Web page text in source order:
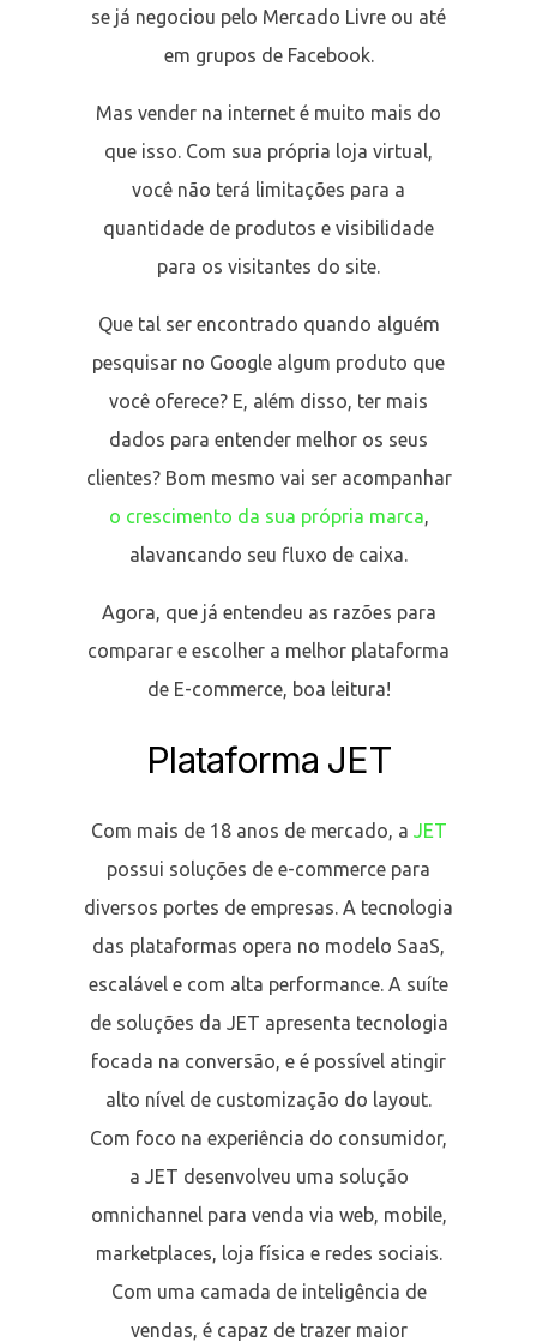
se já negociou pelo Mercado Livre ou até
em grupos de Facebook.
Mas vender na internet é muito mais do
que isso. Com sua própria loja virtual,
você não terá limitações para a
quantidade de produtos e visibilidade
para os visitantes do site.
Que tal ser encontrado quando alguém
pesquisar no Google algum produto que
você oferece? E, além disso, ter mais
dados para entender melhor os seus
clientes? Bom mesmo vai ser acompanhar
o crescimento da sua própria marca,
alavancando seu fluxo de caixa.
Agora, que já entendeu as razões para
comparar e escolher a melhor plataforma
de E-commerce, boa leitura!
Plataforma JET
Com mais de 18 anos de mercado, a JET
possui soluções de e-commerce para
diversos portes de empresas. A tecnologia
das plataformas opera no modelo SaaS,
escalável e com alta performance. A suíte
de soluções da JET apresenta tecnologia
focada na conversão, e é possível atingir
alto nível de customização do layout.
Com foco na experiência do consumidor,
a JET desenvolveu uma solução
omnichannel para venda via web, mobile,
marketplaces, loja física e redes sociais.
Com uma camada de inteligência de
vendas, é capaz de trazer maior